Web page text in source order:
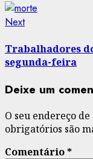
NextNext
Trabalhadores
segunda-feira
Deixe um
O seu endereço
obrigatórios são
Comentário*